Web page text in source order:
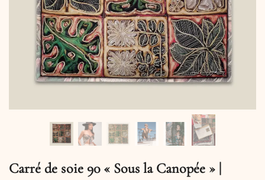
Carré de soie 90 « Sous la Canopée » |